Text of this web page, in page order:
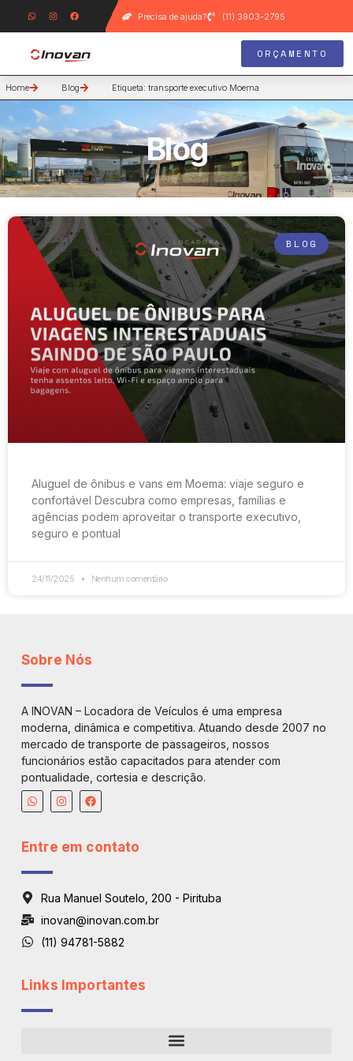
Precisa de ajuda? (11) 3903-2795
ORÇAMENTO
Home Blog Etiqueta: transporte executivo Moema
Blog
BLOG
Aluguel de ônibus e vans em Moema: viaje seguro e
confortável Descubra como empresas, famílias e
agências podem aproveitar o transporte executivo,
seguro e pontual
24/11/2025 Nenhum comentário
Sobre Nós
A INOVAN – Locadora de Veículos é uma empresa
moderna, dinâmica e competitiva. Atuando desde 2007 no
mercado de transporte de passageiros, nossos
funcionários estão capacitados para atender com
pontualidade, cortesia e descrição.
Entre em contato
Rua Manuel Soutelo, 200 - Pirituba
inovan@inovan.com.br
(11) 94781-5882
Links Importantes